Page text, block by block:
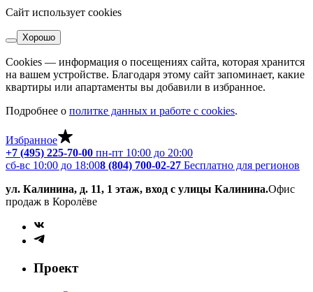
Сайт использует cookies
Хорошо
Cookies — информация о посещениях сайта, которая хранится
на вашем устройстве. Благодаря этому сайт запоминает, какие
квартиры или апартаменты вы добавили в избранное.
Подробнее о политке данных и работе с cookies.
Избранное
+7 (495) 225-70-00 пн-пт 10:00 до 20:00
сб-вс 10:00 до 18:008 (804) 700-02-27 Бесплатно для регионов
ул. Калинина, д. 11, 1 этаж, вход с улицы Калинина.Офис
продаж в Королёве
Проект